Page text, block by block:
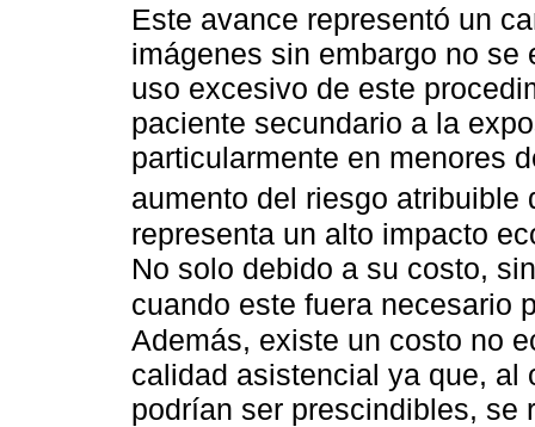
Este avance representó un
imágenes sin embargo no
uso excesivo de este
paciente secundario a la
particularmente en menores
aumento del riesgo
representa un alto impacto
No solo debido a su costo,
cuando este fuera necesario
Además, existe un costo no
calidad asistencial ya que, al
podrían ser prescindibles, se